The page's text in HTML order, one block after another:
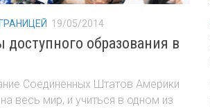
19/05/2014
доступного образования в
Соединенных Штатов Америки
весь мир, и учиться в одном из